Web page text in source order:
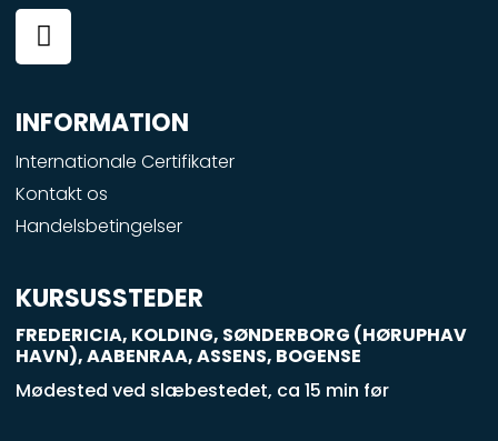
F
a
c
e
b
o
o
k
-
q
u
a
r
e
INFORMATION
Internationale Certifikater
Kontakt os
Handelsbetingelser
KURSUSSTEDER
FREDERICIA, KOLDING, SØNDERBORG (HØRUPHAV
HAVN), AABENRAA, ASSENS, BOGENSE
Mødested ved slæbestedet, ca 15 min før